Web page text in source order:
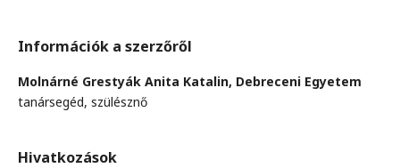
Információk a szerzőről
Molnárné Grestyák Anita Katalin, Debreceni Egyetem
tanársegéd, szülésznő
Hivatkozások